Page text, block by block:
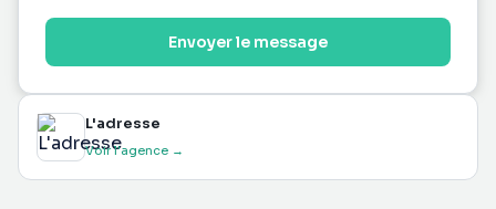
Envoyer le message
L'adresse
Voir l'agence →